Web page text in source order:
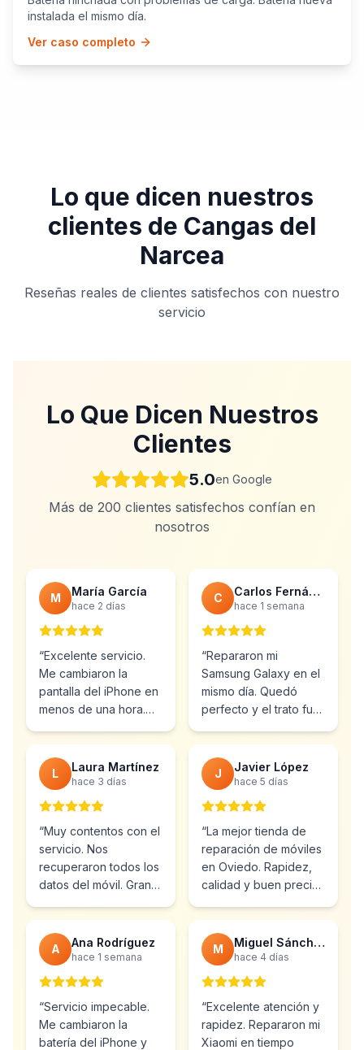
instalada el mismo día.
Ver caso completo
Lo que dicen nuestros
clientes de Cangas del
Narcea
Reseñas reales de clientes satisfechos con nuestro
servicio
Lo Que Dicen Nuestros
Clientes
5.0en Google
Más de 200 clientes satisfechos confían en
nosotros
M María García
hace 2 días
“Excelente servicio.
Me cambiaron la
pantalla del iPhone en
menos de una hora.
C Carlos Fernández
hace 1 semana
“Repararon mi
Samsung Galaxy en el
mismo día. Quedó
perfecto y el trato fue
Totalmente
recomendable.”
L Laura Martínez
hace 3 días
“Muy contentos con el
servicio. Nos
recuperaron todos los
datos del móvil. Gran
atención al cliente.”
J Javier López
hace 5 días
“La mejor tienda de
reparación de móviles
en Oviedo. Rapidez,
calidad y buen precio.
A Ana Rodríguez
hace 1 semana
“Servicio impecable.
Me cambiaron la
batería del iPhone y
M Miguel Sánchez
hace 4 días
“Excelente atención y
rapidez. Repararon mi
Xiaomi en tiempo